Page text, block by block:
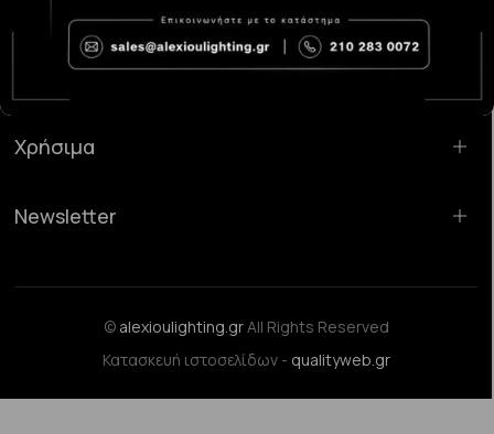
210 283 0072
6983123181
Χρήσιμα
Newsletter
© alexioulighting.grAll Rights Reserved
Κατασκευή ιστοσελίδων - qualityweb.gr